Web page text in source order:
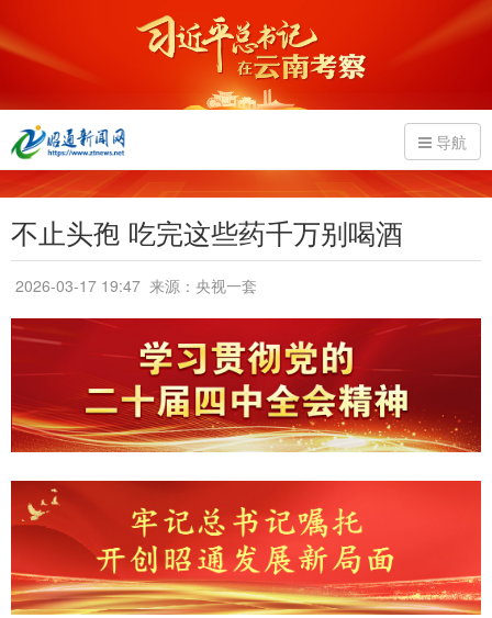
导航
不止头孢 吃完这些药千万别喝酒
2026-03-17 19:47 来源：央视一套